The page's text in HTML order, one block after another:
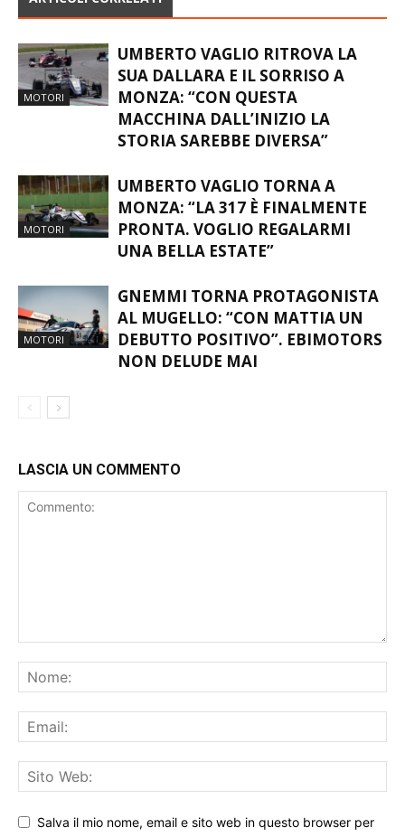
MOTORI
SUA DALLARA E IL SORRISO A
MONZA: “CON QUESTA
MACCHINA DALL’INIZIO LA
STORIA SAREBBE DIVERSA”
MOTORI
MONZA: “LA 317 È FINALMENTE
PRONTA. VOGLIO REGALARMI
UNA BELLA ESTATE”
MOTORI
AL MUGELLO: “CON MATTIA UN
DEBUTTO POSITIVO”. EBIMOTORS
NON DELUDE MAI
la prossima volta che commento.